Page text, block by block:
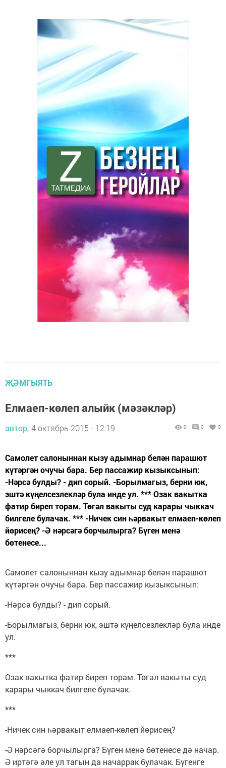
ҖӘМГЫЯТЬ
Елмаеп-көлеп алыйк (мәзәкләр)
автор, 4 октябрь 2015 - 12:19 0 0 0
Самолет салоныннан кызу адымнар белән парашют
күтәргән очучы бара. Бер пассажир кызыксынып:
-Нәрсә булды? - дип сорый. -Борылмагыз, берни юк,
эштә күңелсезлекләр була инде ул. *** Озак вакытка
фатир биреп торам. Төгәл вакыты суд карары чыккач
билгеле булачак. *** -Ничек син һәрвакыт елмаеп-көлеп
йөрисең? -Ә нәрсәгә борчылырга? Бүген менә
бөтенесе...
Самолет салоныннан кызу адымнар белән парашют
күтәргән очучы бара. Бер пассажир кызыксынып:
-Нәрсә булды? - дип сорый.
-Борылмагыз, берни юк, эштә күңелсезлекләр була инде
ул.
***
Озак вакытка фатир биреп торам. Төгәл вакыты суд
карары чыккач билгеле булачак.
***
-Ничек син һәрвакыт елмаеп-көлеп йөрисең?
-Ә нәрсәгә борчылырга? Бүген менә бөтенесе дә начар.
Ә иртәгә әле ул тагын да начаррак булачак. Бүгенге